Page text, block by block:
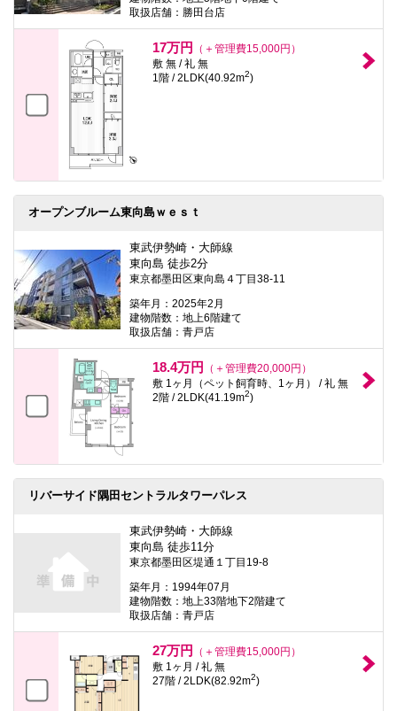
取扱店舗：勝田台店
17万円
（＋管理費15,000円）
敷 無 / 礼 無
1階 / 2LDK(40.92m2)
オープンブルーム東向島ｗｅｓｔ
東武伊勢崎・大師線
東向島 徒歩2分
東京都墨田区東向島４丁目38-11
築年月：2025年2月
建物階数：地上6階建て
取扱店舗：青戸店
18.4万円
（＋管理費20,000円）
敷 1ヶ月（ペット飼育時、1ヶ月） / 礼 無
2階 / 2LDK(41.19m2)
リバーサイド隅田セントラルタワーパレス
東武伊勢崎・大師線
東向島 徒歩11分
東京都墨田区堤通１丁目19-8
築年月：1994年07月
建物階数：地上33階地下2階建て
取扱店舗：青戸店
27万円
（＋管理費15,000円）
敷 1ヶ月 / 礼 無
27階 / 2LDK(82.92m2)